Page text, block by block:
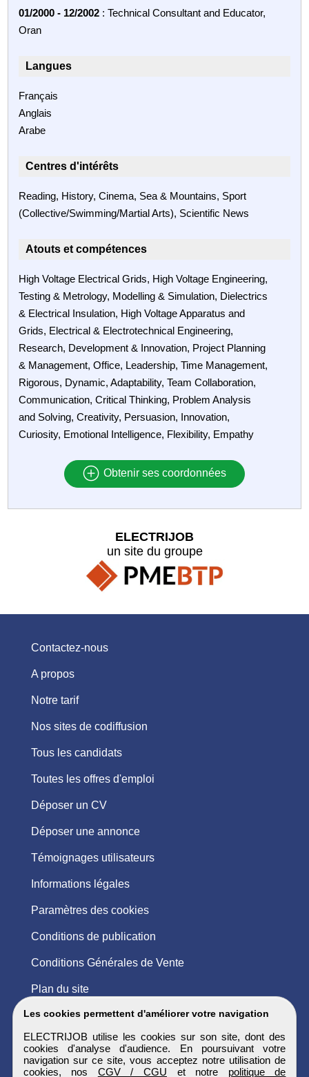
01/2000 - 12/2002 : Technical Consultant and Educator,
Oran
Langues
Français
Anglais
Arabe
Centres d'intérêts
Reading, History, Cinema, Sea & Mountains, Sport
(Collective/Swimming/Martial Arts), Scientific News
Atouts et compétences
High Voltage Electrical Grids, High Voltage Engineering,
Testing & Metrology, Modelling & Simulation, Dielectrics
& Electrical Insulation, High Voltage Apparatus and
Grids, Electrical & Electrotechnical Engineering,
Research, Development & Innovation, Project Planning
& Management, Office, Leadership, Time Management,
Rigorous, Dynamic, Adaptability, Team Collaboration,
Communication, Critical Thinking, Problem Analysis
and Solving, Creativity, Persuasion, Innovation,
Curiosity, Emotional Intelligence, Flexibility, Empathy
Obtenir ses coordonnées
Les cookies permettent d'améliorer votre navigation
ELECTRIJOB utilise les cookies sur son site, dont des
cookies d'analyse d'audience. En poursuivant votre
navigation sur ce site, vous acceptez notre utilisation de
cookies, nos CGV / CGU et notre politique de
ELECTRIJOB
un site du groupe
Contactez-nous
A propos
Notre tarif
Nos sites de codiffusion
Tous les candidats
Toutes les offres d'emploi
Déposer un CV
Déposer une annonce
Témoignages utilisateurs
Informations légales
Paramètres des cookies
Conditions de publication
Conditions Générales de Vente
Plan du site